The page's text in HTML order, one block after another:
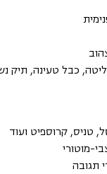
טניס, קרוספיט ועוד
מוטורי
תגובה